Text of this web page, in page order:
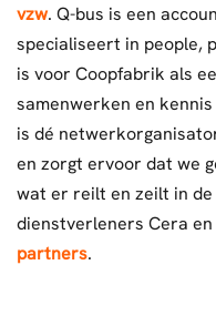
vzw. Q-bus is een
specialiseert in people,
is voor Coopfabrik als
samenwerken en
is dé
en zorgt ervoor dat we
wat er reilt en zeilt in
dienstverleners Cera
partners.